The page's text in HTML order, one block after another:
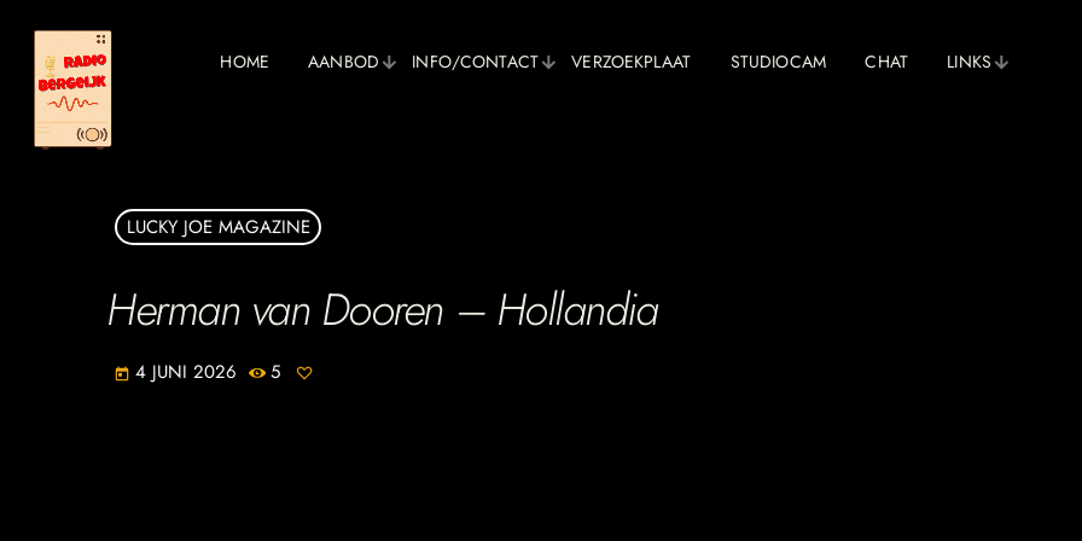
HOME AANBOD INFO/CONTACT VERZOEKPLAAT STUDIOCAM CHAT LINKS
LUCKY JOE MAGAZINE
Herman van Dooren – Hollandia
today 4 JUNI 2026 5